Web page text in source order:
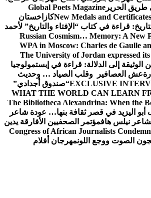
الحرير Global Poets Magazine
New Medals andكازاخستان
قراءة في كتاب “الإفتاء والتاريخ” لأحمد
Russian Cosmism… Memory: A New
WPA in Moscow: Charles de Gaulle
The University of Jordan expressed
الوثيقة إلى الدلالة: قراءة في إبستمولوجيا
عش العصافير وقلب الصياد … وحديث
EXCLUSIVE“صندوق أجدادي”
WHAT THE WORLD CAN LEARN
The Bibliotheca Alexandrina: When the
أبو اليزيد في قصر ثقافة بنها… عودة شاعر
نيلس هافمؤتمر الصحفيين الأفارقة يدين
Congress of African Journalists
الصوت ووجع اللونمهرجان أفلام